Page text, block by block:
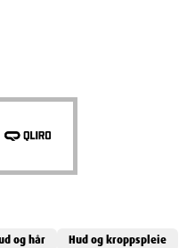
og hår Hud og kroppspleie